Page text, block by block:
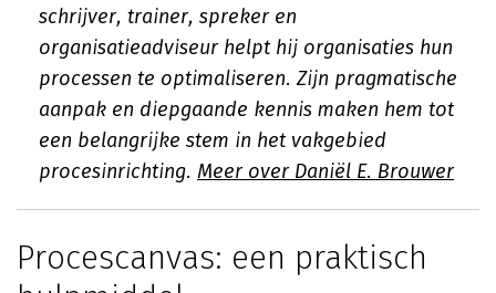
schrijver, trainer, spreker en
organisatieadviseur helpt hij organisaties hun
processen te optimaliseren. Zijn pragmatische
aanpak en diepgaande kennis maken hem tot
een belangrijke stem in het vakgebied
procesinrichting. Meer over Daniël E. Brouwer
Procescanvas: een praktisch